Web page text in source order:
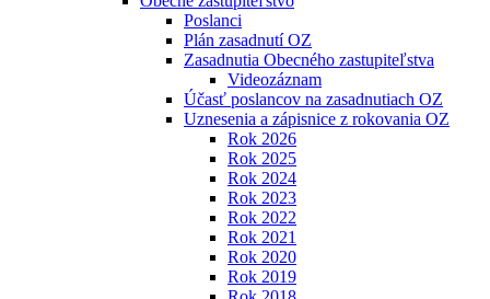
Poslanci
Plán zasadnutí OZ
Zasadnutia Obecného zastupiteľstva
Videozáznam
Účasť poslancov na zasadnutiach OZ
Uznesenia a zápisnice z rokovania OZ
Rok 2026
Rok 2025
Rok 2024
Rok 2023
Rok 2022
Rok 2021
Rok 2020
Rok 2019